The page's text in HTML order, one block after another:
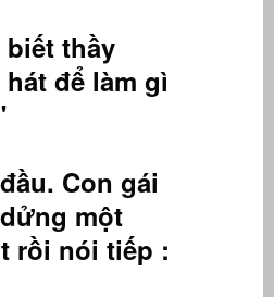
biết thầy
để làm gì
Con gái
một
rồi nói tiếp :